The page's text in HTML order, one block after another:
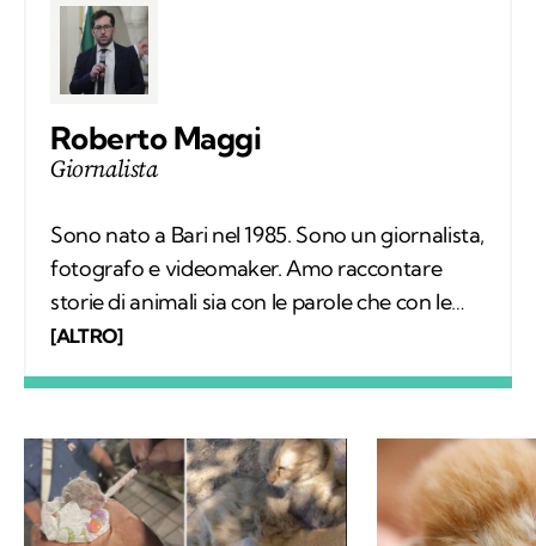
Roberto Maggi
Giornalista
Sono nato a Bari nel 1985. Sono un giornalista,
fotografo e videomaker. Amo raccontare
storie di animali sia con le parole che con le
immagini. Sono laureato in giurisprudenza e
Faccio spesso amicizia con loro quando
viaggio con la mia moto.
[ALTRO]